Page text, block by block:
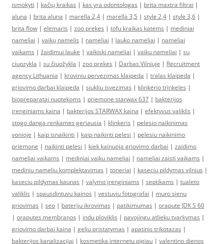
ismokyti | kačių kraikas | kas yra odontologas | brita maxtra filtrai |
aluna | brita aluna | marella 2,4 | marella 3,5 | style 2,4 | style 3,6 |
brita flow | elemaris | zoo prekes | tofu kraikas katėms | mediniai
nameliai | vaikų namelis | nameliai | lauko nameliai | nameliai
vaikams | žaidimui lauke | vaikiski nameliai | vaiku nameliai | su
ciuozykla | su čiuožykla | zoo prekes | Darbas Vilniuje | Recruitment
agency Lithuania | kroviniu pervezimas klaipeda | tralas klaipeda |
griovimo darbai klaipeda | siukliu isvezimas | klinkerio trinkeles |
biopreparatai nuotekoms | priemone starwax 637 | bakterijos
irenginiams kaina | bakterijos STARWAX kaina | efektyvus valiklis |
stogo danga renkames geriausia | klinkeris | pelesio naikinimas
vonioje | kaip isnaikinti | kaip naikinti pelesi | pelesiu naikinimo
priemone | naikinti pelesi | kiek kainuoja griovimo darbai | zaidimo
nameliai vaikams | mediniai vaiku nameliai | nameliai zaisti vaikams |
mediniu nameliu komplektavimas | toneriai | kaseciu pildymas vilnius |
kaseciu pildymas kaunas | valymo įrenginiams | septikams | tualeto
valiklis | spausdintuvu kainos | vestuviu fotografai | muro sienu
griovimas | seo | bateriju ikrovimas | patikimumas | orapute JDK S 60
| oraputes membranos | indu ploviklis | pavojingu atlieku tvarkymas |
griovimo darbai kaina | geliu pristatymas | apatinis trikotazas |
bakterijos kanalizacijai | kosmetika internetu pigiau | valentino dienos